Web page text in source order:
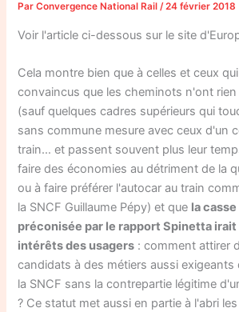
ParConvergence National Rail/24 février 2018
Voir l'article ci-dessous sur le site
Cela montre bien que à celles et ceux
convaincus que les cheminots n'ont rien
(sauf quelques cadres supérieurs qui
sans commune mesure avec ceux d'un
train… et passent souvent plus leur
faire des économies au détriment de la
ou à faire préférer l'autocar au train
la SNCF Guillaume Pépy) et que la
préconisée par le rapport Spinetta
intérêts des usagers : comment attirer
candidats à des métiers aussi exigeants
la SNCF sans la contrepartie légitime
? Ce statut met aussi en partie à l'abri